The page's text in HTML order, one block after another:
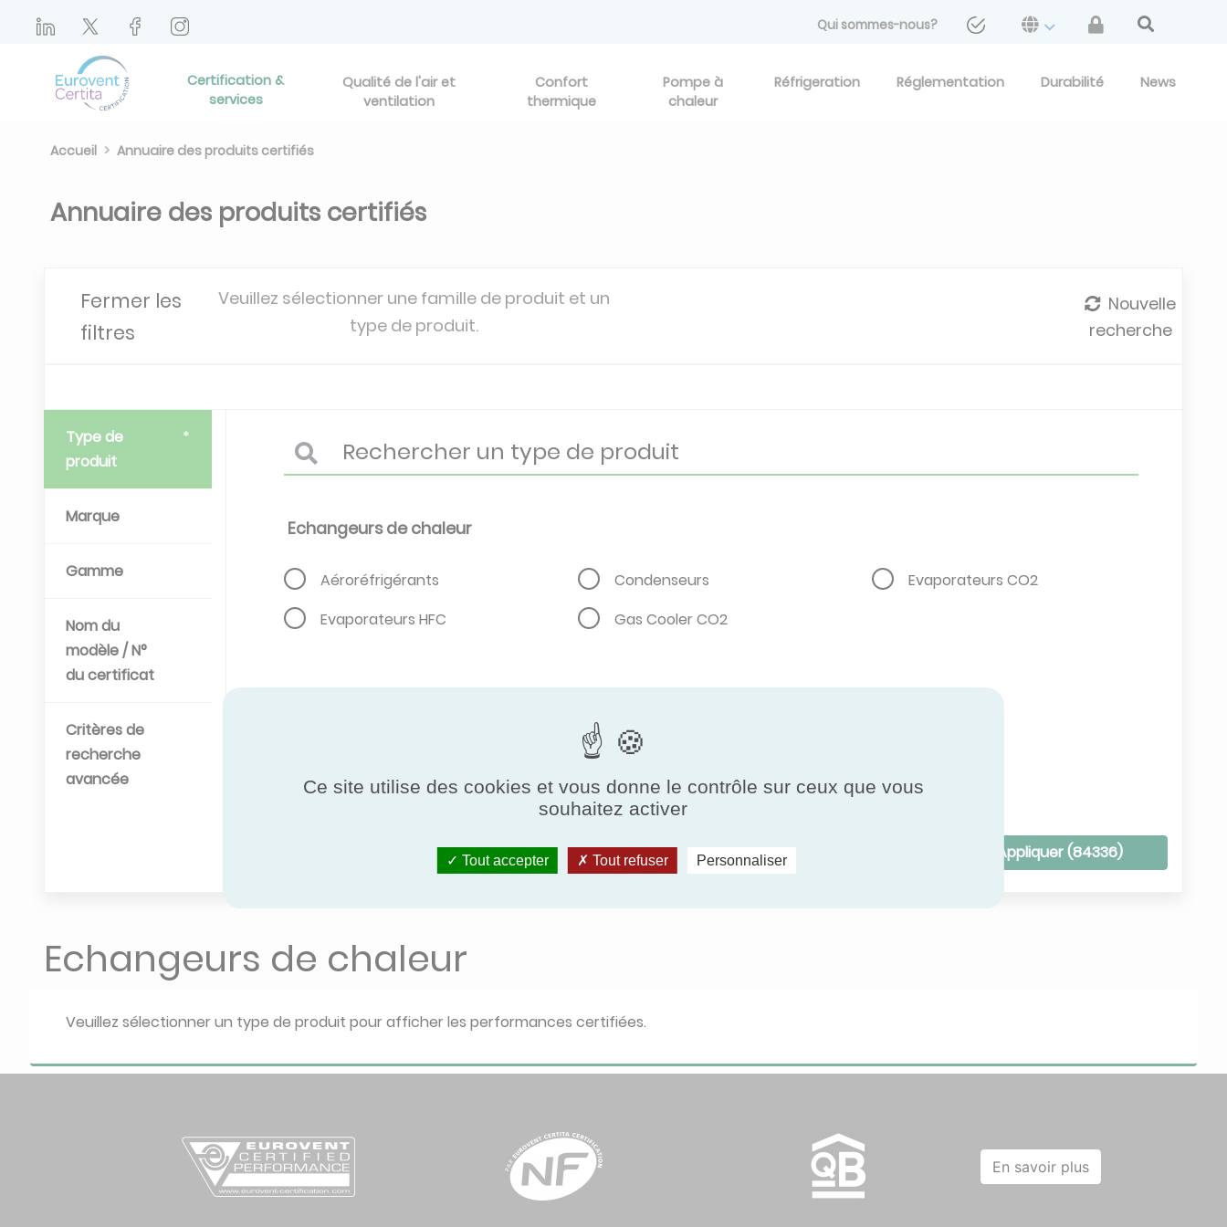
Qui sommes-nous?
Certification &
services
Qualité de l'air et
ventilation
Confort
thermique
Pompe à
chaleur
Réfrigeration Réglementation Durabilité News
Accueil Annuaire des produits certifiés
Annuaire des produits certifiés
Fermer les
filtres
Veuillez sélectionner une famille de produit et un
type de produit.
Nouvelle
recherche
Type de
produit
Marque
Gamme
Nom du
modèle / N°
du certificat
Critères de
recherche
avancée
Echangeurs de chaleur
Aéroréfrigérants Condenseurs
Evaporateurs CO2
Evaporateurs HFC
Gas Cooler CO2
Supprimer tous les filtres Appliquer (84336)
Echangeurs de chaleur
Veuillez sélectionner un type de produit pour afficher les performances certifiées.
En savoir plus
Ce site utilise des cookies et vous donne le contrôle sur ceux que vous
souhaitez activer
Tout accepter Tout refuser Personnaliser